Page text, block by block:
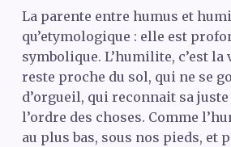
La parente entre humus et
qu’etymologique : elle est
symbolique. L’humilite, c’est
reste proche du sol, qui ne se
d’orgueil, qui reconnait sa
l’ordre des choses. Comme
au plus bas, sous nos pieds, et